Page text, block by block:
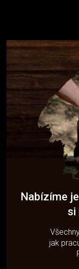
Nabízíme
si
jak